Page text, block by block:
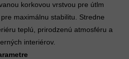
korkovou vrstvou pre útlm
maximálnu stabilitu. Stredne
teplú, prirodzenú atmosféru a
interiérov.